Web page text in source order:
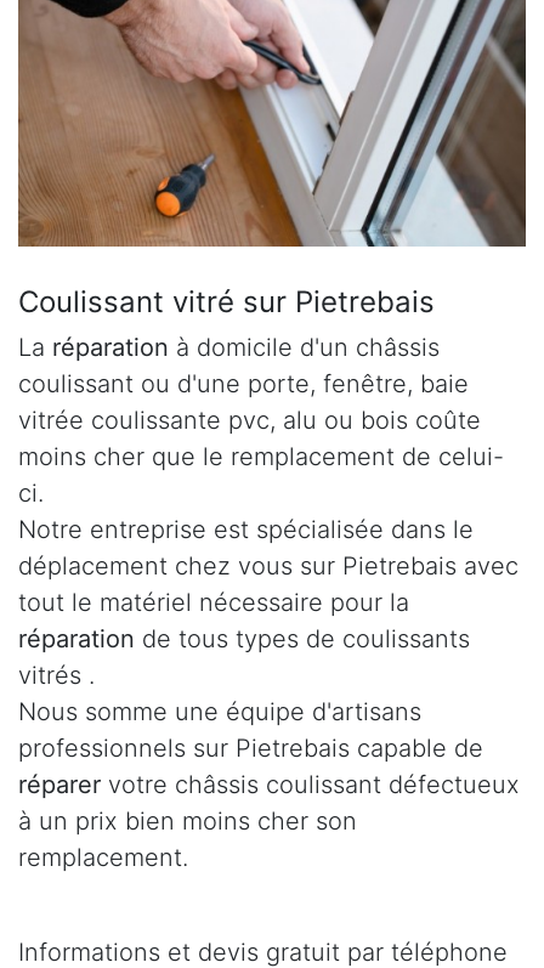
Coulissant vitré sur Pietrebais
La réparation à domicile d'un châssis
coulissant ou d'une porte, fenêtre, baie
vitrée coulissante pvc, alu ou bois coûte
moins cher que le remplacement de celui-
ci.
Notre entreprise est spécialisée dans le
déplacement chez vous sur Pietrebais avec
tout le matériel nécessaire pour la
réparation de tous types de coulissants
vitrés .
Nous somme une équipe d'artisans
professionnels sur Pietrebais capable de
réparer votre châssis coulissant défectueux
à un prix bien moins cher son
remplacement.
Informations et devis gratuit par téléphone